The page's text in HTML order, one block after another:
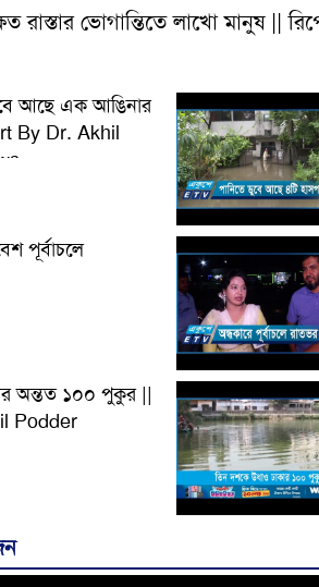
রাস্তার ভোগান্তিতে লাখো মানুষ ||
আছে এক আঙিনার
By Dr. Akhil
পূর্বাচলে
অন্তত ১০০ পুকুর ||
Podder